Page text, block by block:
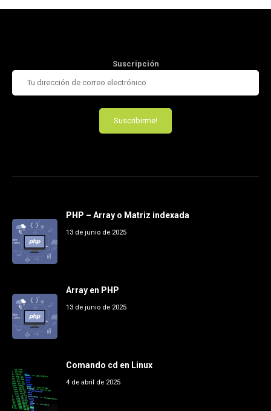
Suscripción
PHP – Array o Matriz indexada
13 de junio de 2025
Array en PHP
13 de junio de 2025
Comando cd en Linux
4 de abril de 2025